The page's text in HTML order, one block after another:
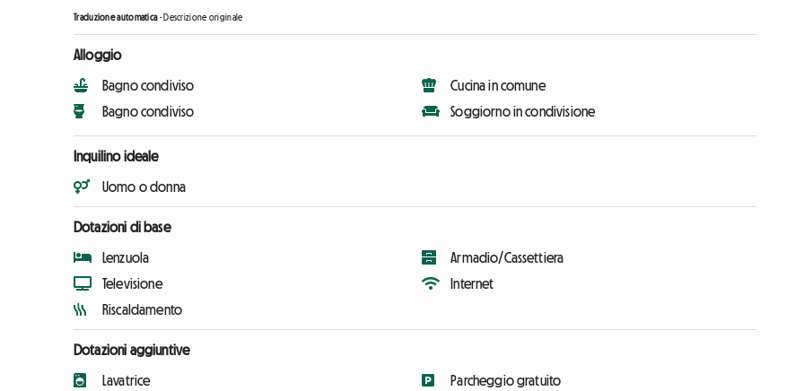
Traduzione automatica-Descrizione originale
Alloggio
Bagno condiviso
Bagno condiviso
Cucina in comune
Soggiorno in condivisione
Inquilino ideale
Uomo o donna
Dotazioni di base
Lenzuola
Televisione
Riscaldamento
Armadio/Cassettiera
Internet
Dotazioni aggiuntive
Lavatrice Parcheggio gratuito